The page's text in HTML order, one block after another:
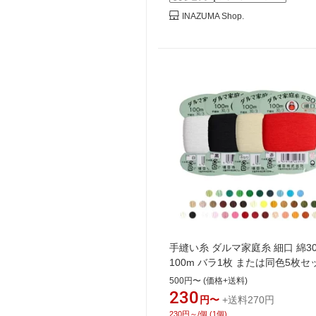
INAZUMA Shop.
手縫い糸 ダルマ家庭糸 細口 綿
100m バラ1枚 または同色5枚セ
ページ1
500円〜 (価格+送料)
230 円〜 +送料270円
230円～/個 (1個)